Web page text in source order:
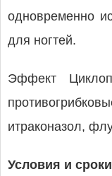
одновременно
для ногтей.
Эффект
итраконазол,
Условия и